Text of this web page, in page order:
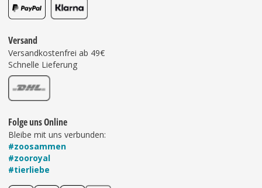
Versand
Versandkostenfrei ab 49€
Schnelle Lieferung
Folge uns Online
Bleibe mit uns verbunden:
#zoosammen
#zooroyal
#tierliebe